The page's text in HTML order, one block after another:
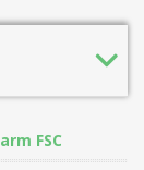
FSC